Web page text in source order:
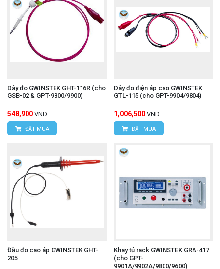
Dây đo GWINSTEK GHT-116R (cho
GSB-02 & GPT-9800/9900)
548,900 VND
ĐẶT MUA
Dây đo điện áp cao GWINSTEK
GTL-115 (cho GPT-9904/9804)
1,006,500 VND
ĐẶT MUA
Đầu đo cao áp GWINSTEK GHT-
205
Khay tủ rack GWINSTEK GRA-417
(cho GPT-
9901A/9902A/9800/9600)